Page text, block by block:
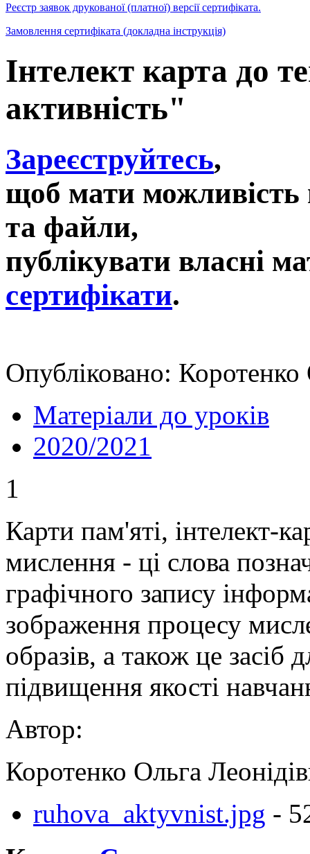
Реєстр заявок друкованої (платної) версії сертифіката.
Замовлення сертифіката (докладна інструкція)
Інтелект карта до
активність"
Зареєструйтесь,
щоб мати можливість
та файли,
публікувати власні
сертифікати.
Опубліковано:
Матеріали до уроків
2020/2021
1
Карти пам'яті, інтелект-
мислення - ці слова
графічного запису
зображення процесу
образів, а також це засіб
підвищення якості
Автор:
Коротенко Ольга
ruhova_aktyvnist.jpg -